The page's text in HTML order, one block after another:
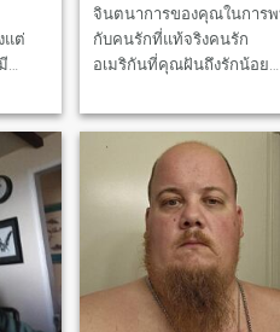
แต่
จะ
ออยู่
ป็น
จินตนาการของคุณในการ
กับคนรักที่แท้จริงคนรัก
อเมริกันที่คุณฝันถึงรักน้อย
อ่อนโยนและชอบที่จะห่อแ
รักของฉันรอบตัวคุณในขณ
ที่เราเต้นช้าภายใต้แสงจันทร์
และคุณสามารถรู้สึกริมฝีปาก
นุ่มชุ่มชื้นอบอุ่นของฉันและ
ลมหายใจอ่อนโยนบนคอของ
คุณเป็นฉัน " กระซิบ " ชื่อของ
คุณขวาในหูของคุณเพื่อนรั
!!!! พูดว่าแคนาดา ???? ฉันมา